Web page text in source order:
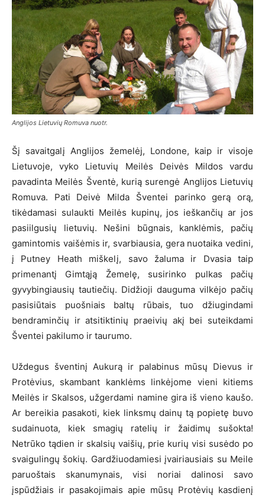
Anglijos Lietuvių Romuva nuotr.
Šį savaitgalį Anglijos žemelėj, Londone, kaip ir visoje
Lietuvoje, vyko Lietuvių Meilės Deivės Mildos vardu
pavadinta Meilės Šventė, kurią surengė Anglijos Lietuvių
Romuva. Pati Deivė Milda Šventei parinko gerą orą,
tikėdamasi sulaukti Meilės kupinų, jos ieškančių ar jos
pasiilgusių lietuvių. Nešini būgnais, kanklėmis, pačių
gamintomis vaišėmis ir, svarbiausia, gera nuotaika vedini,
į Putney Heath miškelį, savo žaluma ir Dvasia taip
primenantį Gimtąją Žemelę, susirinko pulkas pačių
gyvybingiausių tautiečių. Didžioji dauguma vilkėjo pačių
pasisiūtais puošniais baltų rūbais, tuo džiugindami
bendraminčių ir atsitiktinių praeivių akį bei suteikdami
Šventei pakilumo ir taurumo.
Uždegus šventinį Aukurą ir palabinus mūsų Dievus ir
Protėvius, skambant kanklėms linkėjome vieni kitiems
Meilės ir Skalsos, užgerdami namine gira iš vieno kaušo.
Ar bereikia pasakoti, kiek linksmų dainų tą popietę buvo
sudainuota, kiek smagių ratelių ir žaidimų sušokta!
Netrūko tądien ir skalsių vaišių, prie kurių visi susėdo po
svaigulingų šokių. Gardžiuodamiesi įvairiausiais su Meile
paruoštais skanumynais, visi noriai dalinosi savo
įspūdžiais ir pasakojimais apie mūsų Protėvių kasdienį